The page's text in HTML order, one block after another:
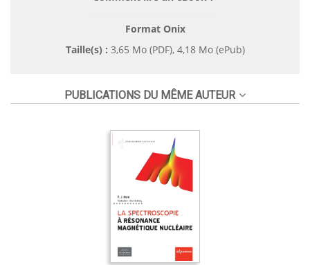
Format Onix
Taille(s) : 3,65 Mo (PDF), 4,18 Mo (ePub)
PUBLICATIONS DU MÊME AUTEUR